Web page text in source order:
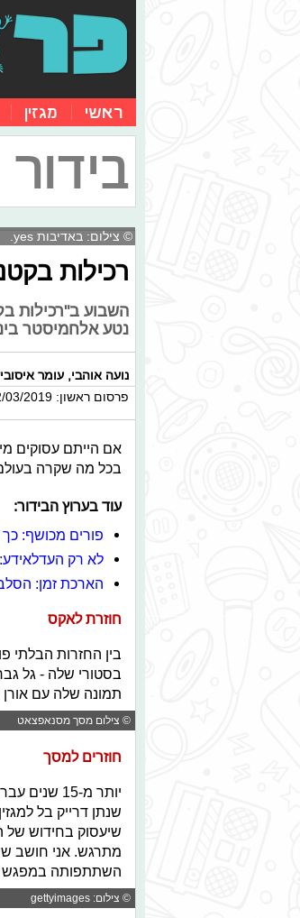
ראשי מגזין
בידור
© צילום: באדיבות yes.
רכילות
השבוע ב"רכילות
נטע אלחמיסטר
נועה אוהבי, עומר
פרסום ראשון: 22/03/2019, 11:30
אם הייתם עסוקים
בכל מה שקרה
עוד בערוץ הבידור:
פורים מכושף:
לא רק
הארכת זמן:
חוזרת לאקס
בין החזרות הבלתי
בסטורי שלה - גל
תמונה שלה עם
© צילום מסך מסנאפצאט
חוזרים למסך
יותר מ-15
שיעסוק בחידוש של
מתרגש. אני חושב
השתתפותה במפגש
© צילום: gettyimages